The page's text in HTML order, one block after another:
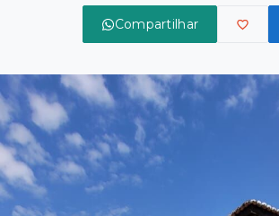
Compartilhar